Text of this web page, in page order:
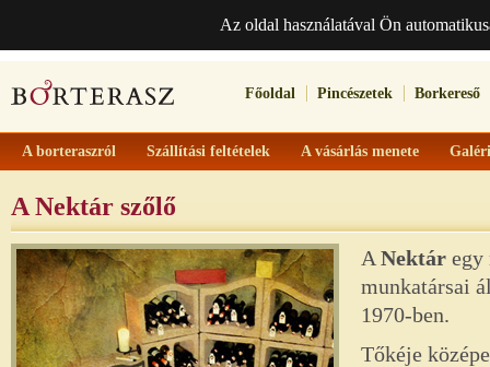
Az oldal használatával Ön
Főoldal Pincészetek Borkereső
A borteraszról Szállítási feltételek A vásárlás menete
A Nektár szőlő
A Nektár egy
munkatársai
1970-ben.
Tőkéje